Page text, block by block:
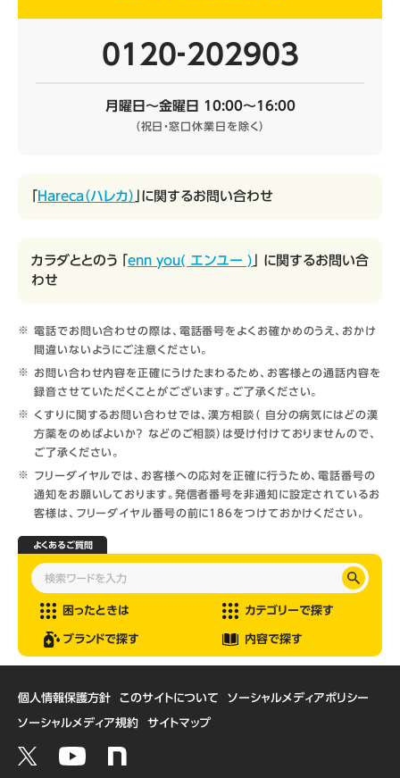
0120‐202903
月曜日～金曜日 10:00～16:00
（祝日・窓口休業日を除く）
Hareca（ハレカ） 」に関するお問い合わせ
カラダととのう 「 enn you( エンユー ) 」 に関するお問い合
わせ
電話でお問い合わせの際は、電話番号をよくお確かめのうえ、おかけ
間違いないようにご注意ください。
お問い合わせ内容を正確にうけたまわるため、お客様との通話内容を
録音させていただくことがございます。ご了承ください。
くすりに関するお問い合わせでは、漢方相談（ 自分の病気にはどの漢
方薬をのめばよいか？ などのご相談）は受け付けておりませんので、
ご了承ください。
フリーダイヤルでは、お客様への応対を正確に行うため、電話番号の
通知をお願いしております。発信者番号を非通知に設定されているお
客様は、フリーダイヤル番号の前に186をつけておかけください。
よくあるご質問
困ったときは カテゴリーで探す
ブランドで探す 内容で探す
個人情報保護方針 このサイトについて ソーシャルメディアポリシー
ソーシャルメディア規約 サイトマップ